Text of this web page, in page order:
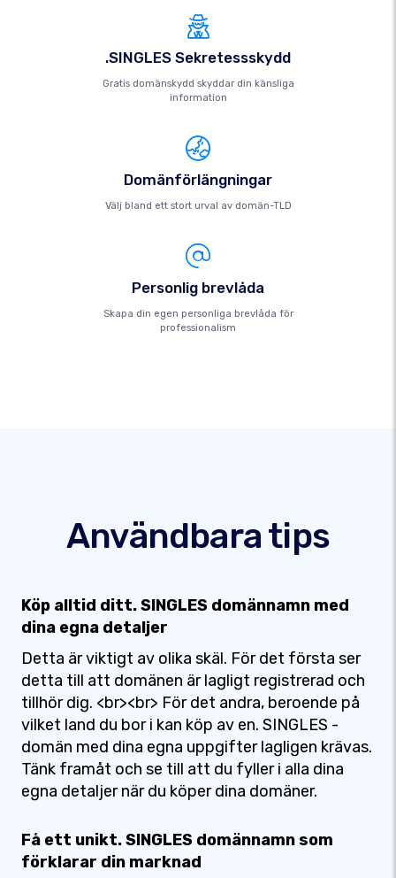
.SINGLES Sekretessskydd
Gratis domänskydd skyddar din känsliga
information
Domänförlängningar
Välj bland ett stort urval av domän-TLD
Personlig brevlåda
Skapa din egen personliga brevlåda för
professionalism
Användbara tips
Köp alltid ditt. SINGLES domännamn med
dina egna detaljer
Detta är viktigt av olika skäl. För det första ser
detta till att domänen är lagligt registrerad och
tillhör dig. <br><br> För det andra, beroende på
vilket land du bor i kan köp av en. SINGLES -
domän med dina egna uppgifter lagligen krävas.
Tänk framåt och se till att du fyller i alla dina
egna detaljer när du köper dina domäner.
Få ett unikt. SINGLES domännamn som
förklarar din marknad